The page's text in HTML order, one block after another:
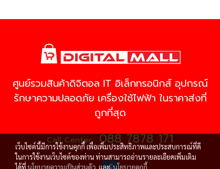
ศูนย์รวมสินค้าดิจิตอล IT อิเล็กทรอนิกส์ อุปกรณ์
รักษาความปลอดภัย เครื่องใช้ไฟฟ้า ในราคาส่งที่
ถูกที่สุด
Call Center : 088 7878 171
เว็บไซต์นี้มีการใช้งานคุกกี้ เพื่อเพิ่มประสิทธิภาพและประสบการณ์ที่ดี
ในการใช้งานเว็บไซต์ของท่าน ท่านสามารถอ่านรายละเอียดเพิ่มเติม
ได้ที่นโยบายความเป็นส่วนตัว และนโยบายคุกกี้